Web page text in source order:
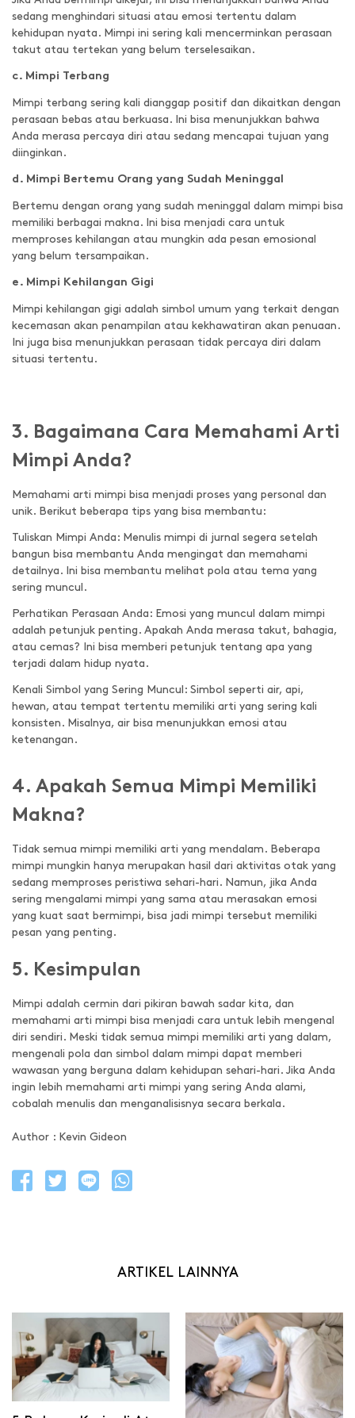
sedang menghindari situasi atau emosi tertentu dalam
kehidupan nyata. Mimpi ini sering kali mencerminkan perasaan
takut atau tertekan yang belum terselesaikan.
c. Mimpi Terbang
Mimpi terbang sering kali dianggap positif dan dikaitkan dengan
perasaan bebas atau berkuasa. Ini bisa menunjukkan bahwa
Anda merasa percaya diri atau sedang mencapai tujuan yang
diinginkan.
d. Mimpi Bertemu Orang yang Sudah Meninggal
Bertemu dengan orang yang sudah meninggal dalam mimpi bisa
memiliki berbagai makna. Ini bisa menjadi cara untuk
memproses kehilangan atau mungkin ada pesan emosional
yang belum tersampaikan.
e. Mimpi Kehilangan Gigi
Mimpi kehilangan gigi adalah simbol umum yang terkait dengan
kecemasan akan penampilan atau kekhawatiran akan penuaan.
Ini juga bisa menunjukkan perasaan tidak percaya diri dalam
situasi tertentu.
3. Bagaimana Cara Memahami Arti
Mimpi Anda?
Memahami arti mimpi bisa menjadi proses yang personal dan
unik. Berikut beberapa tips yang bisa membantu:
Tuliskan Mimpi Anda: Menulis mimpi di jurnal segera setelah
bangun bisa membantu Anda mengingat dan memahami
detailnya. Ini bisa membantu melihat pola atau tema yang
sering muncul.
Perhatikan Perasaan Anda: Emosi yang muncul dalam mimpi
adalah petunjuk penting. Apakah Anda merasa takut, bahagia,
atau cemas? Ini bisa memberi petunjuk tentang apa yang
terjadi dalam hidup nyata.
Kenali Simbol yang Sering Muncul: Simbol seperti air, api,
hewan, atau tempat tertentu memiliki arti yang sering kali
konsisten. Misalnya, air bisa menunjukkan emosi atau
ketenangan.
4. Apakah Semua Mimpi Memiliki
Makna?
Tidak semua mimpi memiliki arti yang mendalam. Beberapa
mimpi mungkin hanya merupakan hasil dari aktivitas otak yang
sedang memproses peristiwa sehari-hari. Namun, jika Anda
sering mengalami mimpi yang sama atau merasakan emosi
yang kuat saat bermimpi, bisa jadi mimpi tersebut memiliki
pesan yang penting.
5. Kesimpulan
Mimpi adalah cermin dari pikiran bawah sadar kita, dan
memahami arti mimpi bisa menjadi cara untuk lebih mengenal
diri sendiri. Meski tidak semua mimpi memiliki arti yang dalam,
mengenali pola dan simbol dalam mimpi dapat memberi
wawasan yang berguna dalam kehidupan sehari-hari. Jika Anda
ingin lebih memahami arti mimpi yang sering Anda alami,
cobalah menulis dan menganalisisnya secara berkala.
Author : Kevin Gideon
ARTIKEL LAINNYA